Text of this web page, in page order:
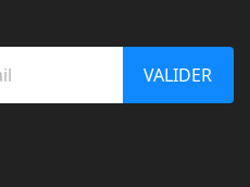
VALIDER